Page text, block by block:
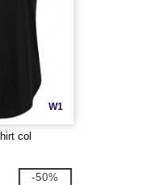
W1
col
-50%